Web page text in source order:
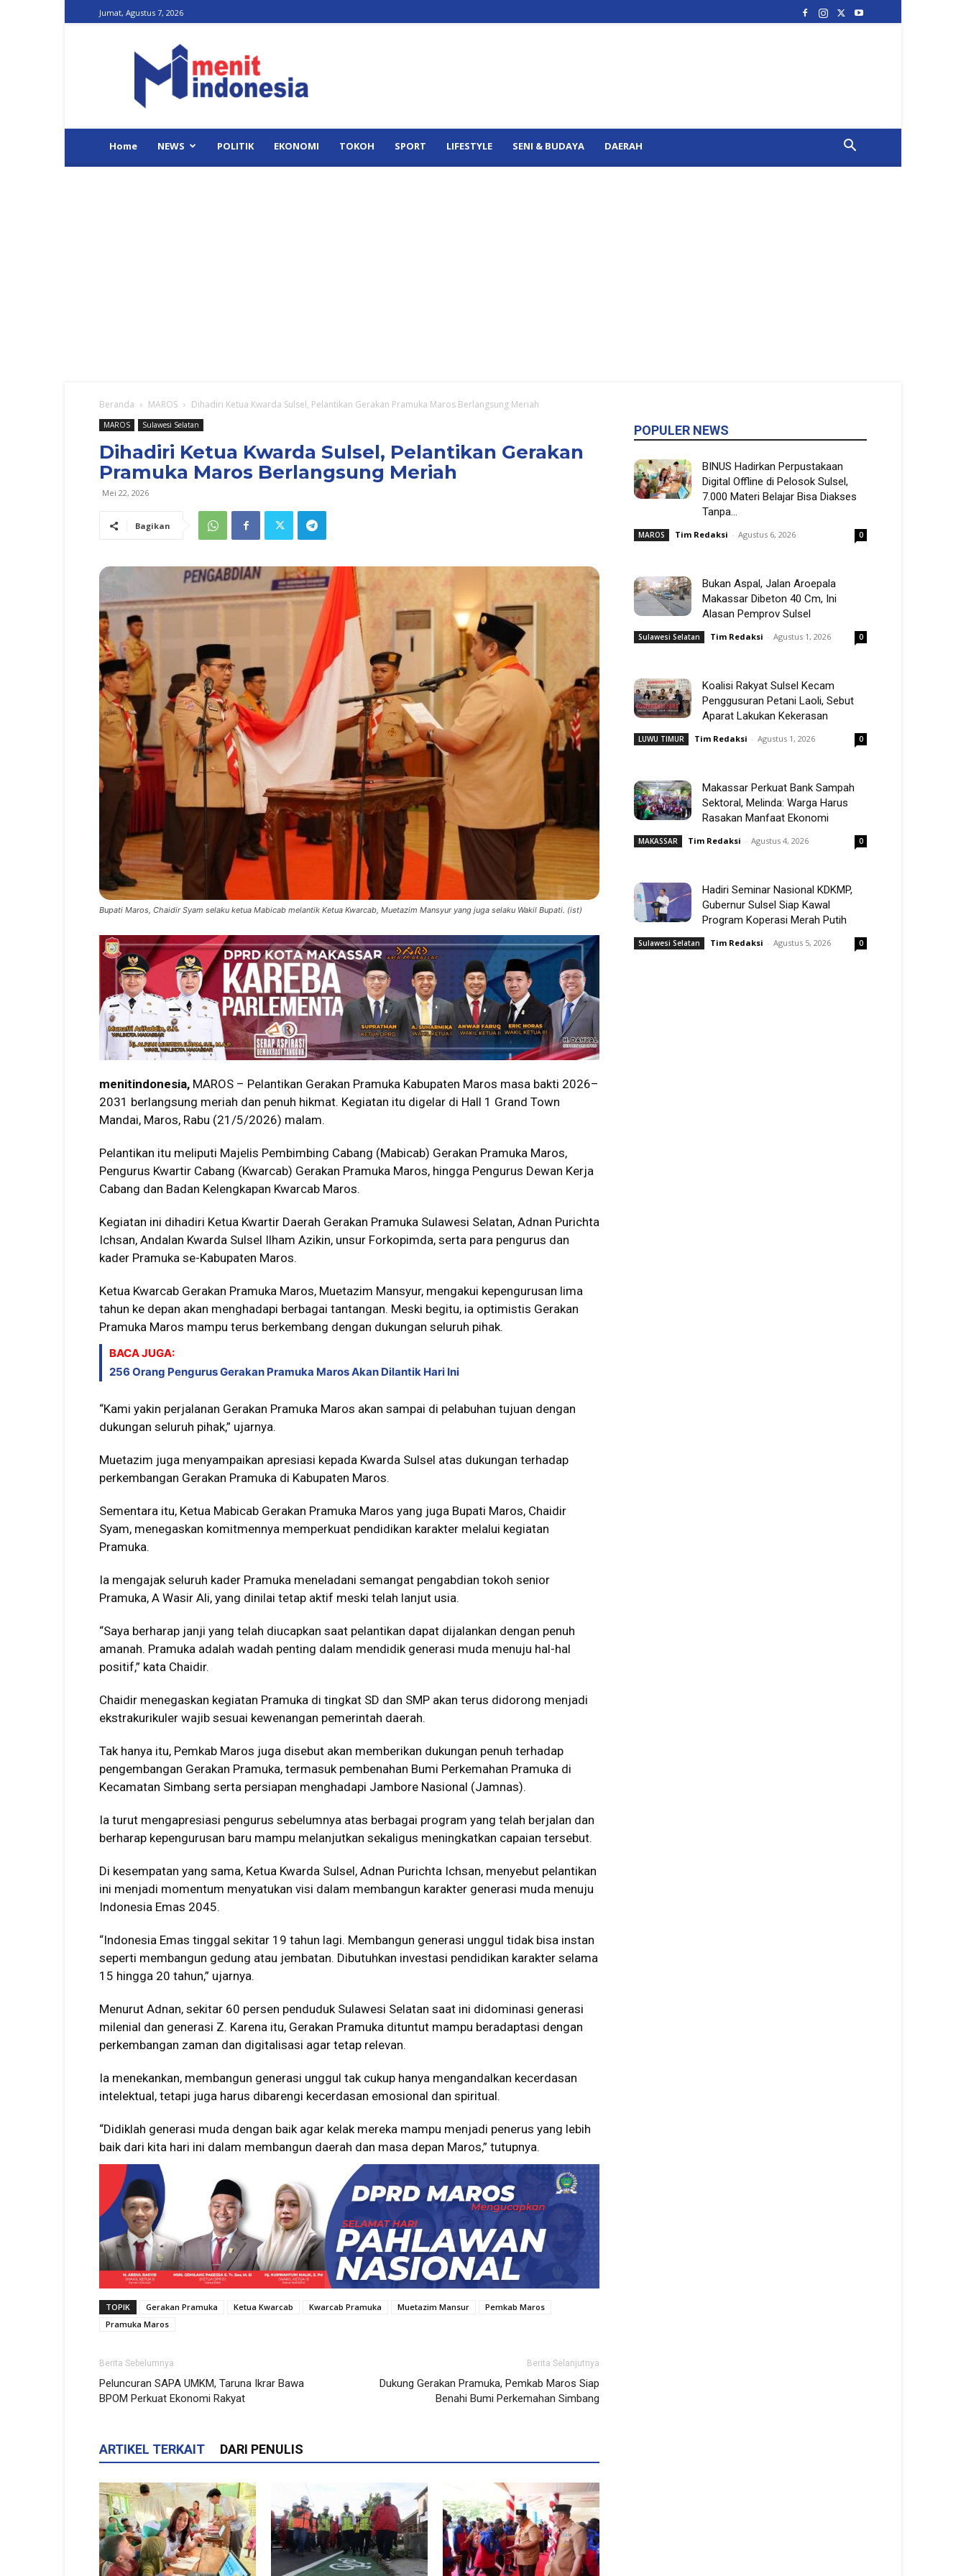
Jumat, Agustus 7, 2026
Indonesia
Home NEWS POLITIK EKONOMI TOKOH SPORT LIFESTYLE SENI & BUDAYA DAERAH
Beranda MAROS Dihadiri Ketua Kwarda Sulsel, Pelantikan Gerakan Pramuka Maros Berlangsung Meriah
MAROS Sulawesi Selatan
Dihadiri Ketua Kwarda Sulsel, Pelantikan Gerakan
Pramuka Maros Berlangsung Meriah
Mei 22, 2026
Bagikan
Bupati Maros, Chaidir Syam selaku ketua Mabicab melantik Ketua Kwarcab, Muetazim Mansyur yang juga selaku Wakil Bupati. (ist)
menitindonesia, MAROS – Pelantikan Gerakan Pramuka Kabupaten Maros masa bakti 2026–
2031 berlangsung meriah dan penuh hikmat. Kegiatan itu digelar di Hall 1 Grand Town
Mandai, Maros, Rabu (21/5/2026) malam.
Pelantikan itu meliputi Majelis Pembimbing Cabang (Mabicab) Gerakan Pramuka Maros,
Pengurus Kwartir Cabang (Kwarcab) Gerakan Pramuka Maros, hingga Pengurus Dewan Kerja
Cabang dan Badan Kelengkapan Kwarcab Maros.
Kegiatan ini dihadiri Ketua Kwartir Daerah Gerakan Pramuka Sulawesi Selatan, Adnan Purichta
Ichsan, Andalan Kwarda Sulsel Ilham Azikin, unsur Forkopimda, serta para pengurus dan
kader Pramuka se-Kabupaten Maros.
Ketua Kwarcab Gerakan Pramuka Maros, Muetazim Mansyur, mengakui kepengurusan lima
tahun ke depan akan menghadapi berbagai tantangan. Meski begitu, ia optimistis Gerakan
Pramuka Maros mampu terus berkembang dengan dukungan seluruh pihak.
BACA JUGA:
256 Orang Pengurus Gerakan Pramuka Maros Akan Dilantik Hari Ini
“Kami yakin perjalanan Gerakan Pramuka Maros akan sampai di pelabuhan tujuan dengan
dukungan seluruh pihak,” ujarnya.
Muetazim juga menyampaikan apresiasi kepada Kwarda Sulsel atas dukungan terhadap
perkembangan Gerakan Pramuka di Kabupaten Maros.
Sementara itu, Ketua Mabicab Gerakan Pramuka Maros yang juga Bupati Maros, Chaidir
Syam, menegaskan komitmennya memperkuat pendidikan karakter melalui kegiatan
Pramuka.
Ia mengajak seluruh kader Pramuka meneladani semangat pengabdian tokoh senior
Pramuka, A Wasir Ali, yang dinilai tetap aktif meski telah lanjut usia.
“Saya berharap janji yang telah diucapkan saat pelantikan dapat dijalankan dengan penuh
amanah. Pramuka adalah wadah penting dalam mendidik generasi muda menuju hal-hal
positif,” kata Chaidir.
Chaidir menegaskan kegiatan Pramuka di tingkat SD dan SMP akan terus didorong menjadi
ekstrakurikuler wajib sesuai kewenangan pemerintah daerah.
Tak hanya itu, Pemkab Maros juga disebut akan memberikan dukungan penuh terhadap
pengembangan Gerakan Pramuka, termasuk pembenahan Bumi Perkemahan Pramuka di
Kecamatan Simbang serta persiapan menghadapi Jambore Nasional (Jamnas).
Ia turut mengapresiasi pengurus sebelumnya atas berbagai program yang telah berjalan dan
berharap kepengurusan baru mampu melanjutkan sekaligus meningkatkan capaian tersebut.
Di kesempatan yang sama, Ketua Kwarda Sulsel, Adnan Purichta Ichsan, menyebut pelantikan
ini menjadi momentum menyatukan visi dalam membangun karakter generasi muda menuju
Indonesia Emas 2045.
“Indonesia Emas tinggal sekitar 19 tahun lagi. Membangun generasi unggul tidak bisa instan
seperti membangun gedung atau jembatan. Dibutuhkan investasi pendidikan karakter selama
15 hingga 20 tahun,” ujarnya.
Menurut Adnan, sekitar 60 persen penduduk Sulawesi Selatan saat ini didominasi generasi
milenial dan generasi Z. Karena itu, Gerakan Pramuka dituntut mampu beradaptasi dengan
perkembangan zaman dan digitalisasi agar tetap relevan.
Ia menekankan, membangun generasi unggul tak cukup hanya mengandalkan kecerdasan
intelektual, tetapi juga harus dibarengi kecerdasan emosional dan spiritual.
“Didiklah generasi muda dengan baik agar kelak mereka mampu menjadi penerus yang lebih
baik dari kita hari ini dalam membangun daerah dan masa depan Maros,” tutupnya.
TOPIK Gerakan Pramuka Ketua Kwarcab Kwarcab Pramuka Muetazim Mansur
Pemkab Maros
Pramuka Maros
Berita Sebelumnya
Peluncuran SAPA UMKM, Taruna Ikrar Bawa
BPOM Perkuat Ekonomi Rakyat
Berita Selanjutnya
Dukung Gerakan Pramuka, Pemkab Maros Siap
Benahi Bumi Perkemahan Simbang
ARTIKEL TERKAIT DARI PENULIS
POPULER NEWS
BINUS Hadirkan Perpustakaan
Digital Offline di Pelosok Sulsel,
7.000 Materi Belajar Bisa Diakses
Tanpa...
MAROS Tim Redaksi - Agustus 6, 2026 0
Bukan Aspal, Jalan Aroepala
Makassar Dibeton 40 Cm, Ini
Alasan Pemprov Sulsel
Sulawesi Selatan Tim Redaksi - Agustus 1, 2026 0
Koalisi Rakyat Sulsel Kecam
Penggusuran Petani Laoli, Sebut
Aparat Lakukan Kekerasan
LUWU TIMUR Tim Redaksi - Agustus 1, 2026 0
Makassar Perkuat Bank Sampah
Sektoral, Melinda: Warga Harus
Rasakan Manfaat Ekonomi
MAKASSAR Tim Redaksi - Agustus 4, 2026 0
Hadiri Seminar Nasional KDKMP,
Gubernur Sulsel Siap Kawal
Program Koperasi Merah Putih
Sulawesi Selatan Tim Redaksi - Agustus 5, 2026 0